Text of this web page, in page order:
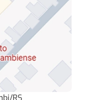
RS